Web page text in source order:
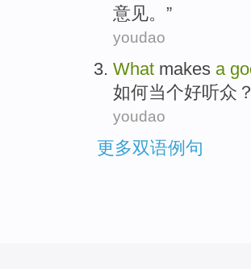
意见。”
youdao
What makes a
如何当个好听众？
youdao
更多双语例句